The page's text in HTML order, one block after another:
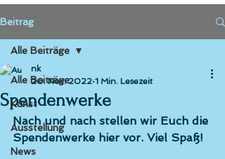
Beitrag
Alle Beiträge
Kunst
Ausstellung
News
Alle Beiträge
Spendenwerke
nk
20. Nov. 2022 1 Min. Lesezeit
Nach und nach stellen wir Euch die
Spendenwerke hier vor. Viel Spaß!